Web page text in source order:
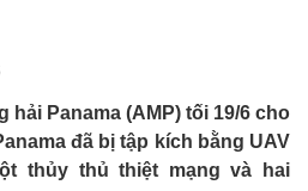
hải Panama (AMP) tối 19/6 cho
đã bị tập kích bằng UAV
thủy thủ thiệt mạng và hai